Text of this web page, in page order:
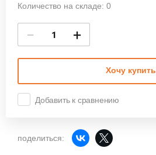
Количество на складе: 0
− +
Хочу купить
Добавить к сравнению
поделиться: